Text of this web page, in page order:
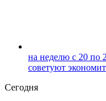
на неделю с 20 по
советуют
Сегодня